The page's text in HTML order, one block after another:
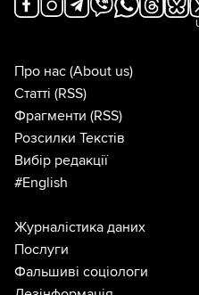
Про нас (About us)
Статті (RSS)
Фрагменти (RSS)
Розсилки Текстів
Вибір редакції
#English
Журналістика даних
Послуги
Фальшиві соціологи